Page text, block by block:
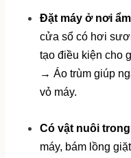
Đặt máy ở nơi
cửa sổ có hơi
tạo điều kiện cho
→ Áo trùm giúp
vỏ máy.
Có vật nuôi
máy, bám lồng